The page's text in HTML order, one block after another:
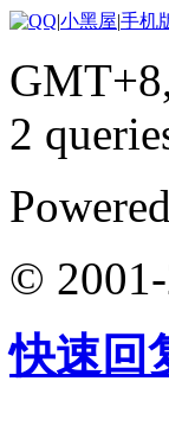
|小黑屋|手机
2
©
快速回